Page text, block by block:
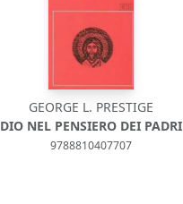
GEORGE L. PRESTIGE
DIO NEL PENSIERO DEI PADRI
9788810407707